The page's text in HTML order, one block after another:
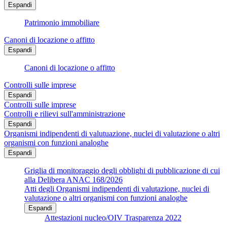
Espandi
Patrimonio immobiliare
Canoni di locazione o affitto
Espandi
Canoni di locazione o affitto
Controlli sulle imprese
Espandi
Controlli sulle imprese
Controlli e rilievi sull'amministrazione
Espandi
Organismi indipendenti di valutuazione, nuclei di valutazione o altri
organismi con funzioni analoghe
Espandi
Griglia di monitoraggio degli obblighi di pubblicazione di cui
alla Delibera ANAC 168/2026
Atti degli Organismi indipendenti di valutazione, nuclei di
valutazione o altri organismi con funzioni analoghe
Espandi
Attestazioni nucleo/OIV Trasparenza 2022